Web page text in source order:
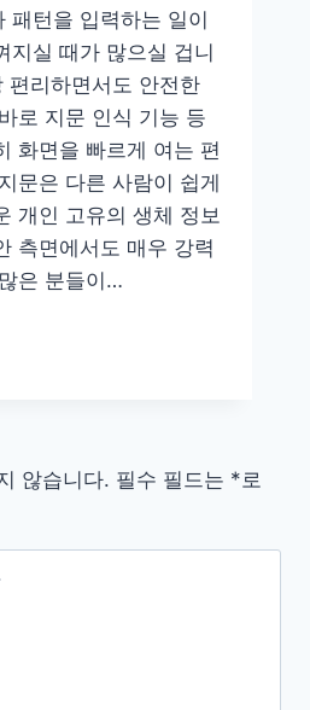
패턴을 입력하는 일이
지실 때가 많으실 겁니
편리하면서도 안전한
로 지문 인식 기능 등
화면을 빠르게 여는 편
문은 다른 사람이 쉽게
개인 고유의 생체 정보
측면에서도 매우 강력
은 분들이…
않습니다. 필수 필드는 * 로